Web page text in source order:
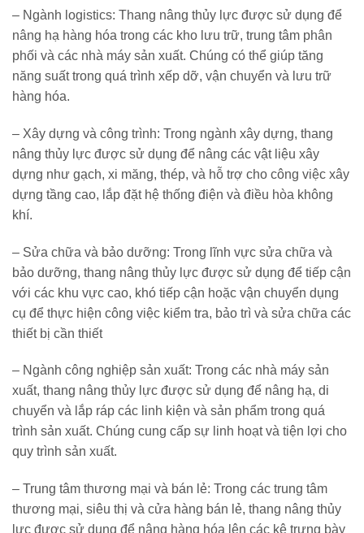
– Ngành logistics: Thang nâng thủy lực được sử dụng để
nâng hạ hàng hóa trong các kho lưu trữ, trung tâm phân
phối và các nhà máy sản xuất. Chúng có thể giúp tăng
năng suất trong quá trình xếp dỡ, vận chuyển và lưu trữ
hàng hóa.
– Xây dựng và công trình: Trong ngành xây dựng, thang
nâng thủy lực được sử dụng để nâng các vật liệu xây
dựng như gạch, xi măng, thép, và hỗ trợ cho công việc xây
dựng tầng cao, lắp đặt hệ thống điện và điều hòa không
khí.
– Sửa chữa và bảo dưỡng: Trong lĩnh vực sửa chữa và
bảo dưỡng, thang nâng thủy lực được sử dụng để tiếp cận
với các khu vực cao, khó tiếp cận hoặc vận chuyển dụng
cụ để thực hiện công việc kiểm tra, bảo trì và sửa chữa các
thiết bị cần thiết
– Ngành công nghiệp sản xuất: Trong các nhà máy sản
xuất, thang nâng thủy lực được sử dụng để nâng hạ, di
chuyển và lắp ráp các linh kiện và sản phẩm trong quá
trình sản xuất. Chúng cung cấp sự linh hoạt và tiện lợi cho
quy trình sản xuất.
– Trung tâm thương mại và bán lẻ: Trong các trung tâm
thương mại, siêu thị và cửa hàng bán lẻ, thang nâng thủy
lực được sử dụng để nâng hàng hóa lên các kệ trưng bày